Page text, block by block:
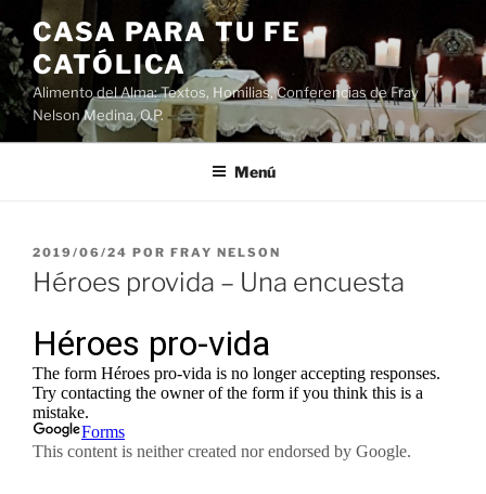
Saltar
al
contenido
CASA PARA TU FE
CATÓLICA
Alimento del Alma: Textos, Homilias, Conferencias de Fray
Nelson Medina, O.P.
Menú
PUBLICADO
EL
2019/06/24 POR FRAY NELSON
Héroes provida – Una encuesta